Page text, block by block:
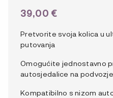
39,00 €
Pretvorite svoja kolica u
putovanja
Omogućite jednostavno
autosjedalice na
Kompatibilno s nizom